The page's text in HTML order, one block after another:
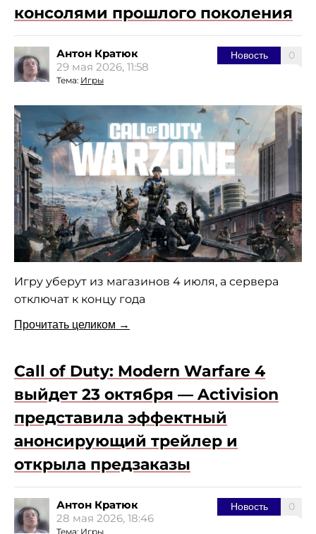
консолями прошлого поколения
0
Новость
Антон Кратюк
29 мая 2026, 11:58
Тема: Игры
Игру уберут из магазинов 4 июля, а сервера
отключат к концу года
Прочитать целиком →
Call of Duty: Modern Warfare 4
выйдет 23 октября — Activision
представила эффектный
анонсирующий трейлер и
открыла предзаказы
0
Новость
Антон Кратюк
28 мая 2026, 18:46
Тема: Игры